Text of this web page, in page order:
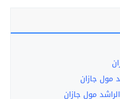
مول جازان
مول جازان